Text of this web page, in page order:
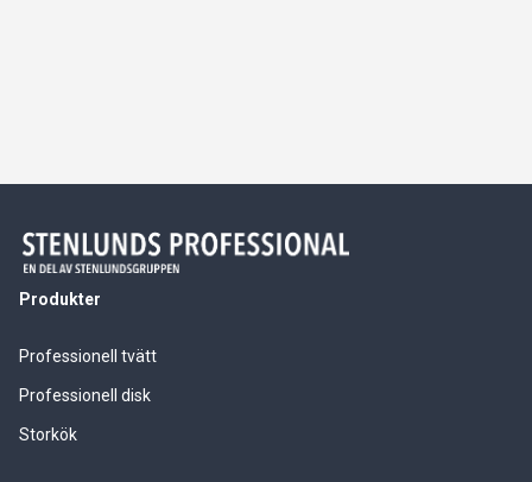
Produkter
Professionell tvätt
Professionell disk
Storkök